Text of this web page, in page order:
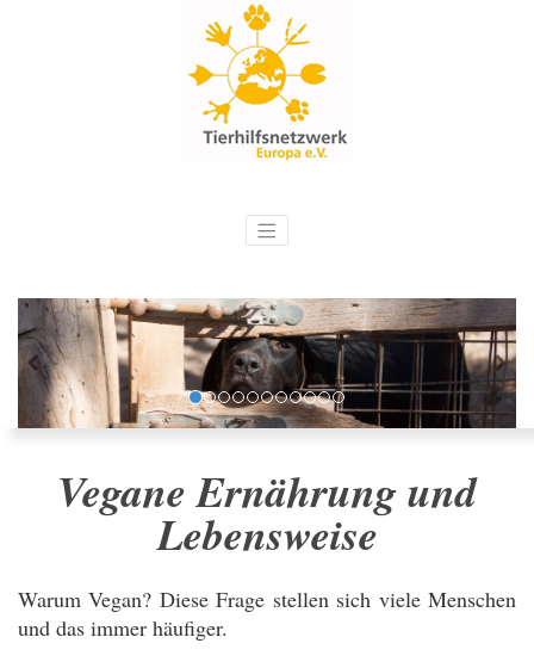
Vegane Ernährung und
Lebensweise
Warum Vegan? Diese Frage stellen sich viele Menschen
und das immer häufiger.